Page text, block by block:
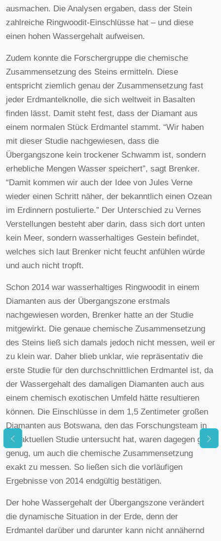
ausmachen. Die Analysen ergaben, dass der Stein
zahlreiche Ringwoodit-Einschlüsse hat – und diese
einen hohen Wassergehalt aufweisen.
Zudem konnte die Forschergruppe die chemische
Zusammensetzung des Steins ermitteln. Diese
entspricht ziemlich genau der Zusammensetzung fast
jeder Erdmantelknolle, die sich weltweit in Basalten
finden lässt. Damit steht fest, dass der Diamant aus
einem normalen Stück Erdmantel stammt. “Wir haben
mit dieser Studie nachgewiesen, dass die
Übergangszone kein trockener Schwamm ist, sondern
erhebliche Mengen Wasser speichert”, sagt Brenker.
“Damit kommen wir auch der Idee von Jules Verne
wieder einen Schritt näher, der bekanntlich einen Ozean
im Erdinnern postulierte.” Der Unterschied zu Vernes
Verstellungen besteht aber darin, dass sich dort unten
kein Meer, sondern wasserhaltiges Gestein befindet,
welches sich laut Brenker nicht feucht anfühlen würde
und auch nicht tropft.
Schon 2014 war wasserhaltiges Ringwoodit in einem
Diamanten aus der Übergangszone erstmals
nachgewiesen worden, Brenker hatte an der Studie
mitgewirkt. Die genaue chemische Zusammensetzung
des Steins ließ sich damals jedoch nicht messen, weil er
zu klein war. Daher blieb unklar, wie repräsentativ die
erste Studie für den durchschnittlichen Erdmantel ist, da
der Wassergehalt des damaligen Diamanten auch aus
einem chemisch exotischen Umfeld hätte resultieren
können. Die Einschlüsse in dem 1,5 Zentimeter großen
Diamanten aus Botswana, den das Forschungsteam in
der aktuellen Studie untersucht hat, waren dagegen groß
genug, um auch die chemische Zusammensetzung
exakt zu messen. So ließen sich die vorläufigen
Ergebnisse von 2014 endgültig bestätigen.
Der hohe Wassergehalt der Übergangszone verändert
die dynamische Situation in der Erde, denn der
Erdmantel darüber und darunter kann nicht annähernd